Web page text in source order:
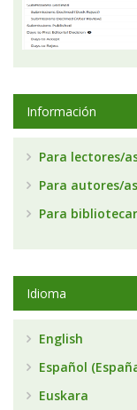
Información
Para lectores/
Para autores/as
Para
Idioma
English
Español
Euskara